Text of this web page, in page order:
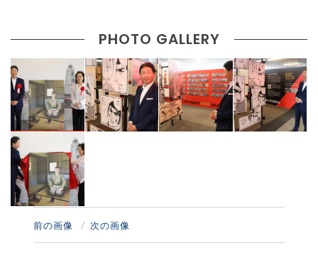
PHOTO GALLERY
前の画像 次の画像